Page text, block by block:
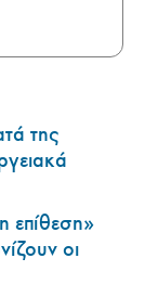
της
επίθεση»
οι